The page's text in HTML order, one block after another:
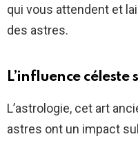
qui vous attendent et
des astres.
L’influence
L’astrologie, cet art
astres ont un impact